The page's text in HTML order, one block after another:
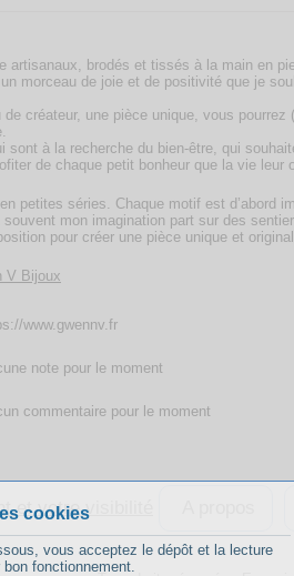
artisanaux, brodés et tissés à la main en
morceau de joie et de positivité que je
créateur, une pièce unique, vous pourrez
sont à la recherche du bien-être, qui
de chaque petit bonheur que la vie leur
petites séries. Chaque motif est d’abord
mon imagination part sur des
pour créer une pièce unique et
V Bijoux
www.gwennv.fr
note pour le moment
commentaire pour le moment
cookies
vous acceptez le dépôt et la lecture
fonctionnement.